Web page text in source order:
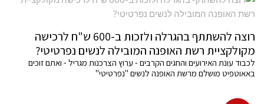
רוצה להשתתף בהגרלה ולזכות ב-600 ש"ח לרכישה
מקולקציית רשת האופנה המובילה לנשים נפרטיטי?
לכבוד עונת האירועים והחגים הקרבים - ערוץ הצרכנות מגריל - ואתם זוכים
באאוטפיט מושלם מרשת האופנה לנשים "נפרטיטי"